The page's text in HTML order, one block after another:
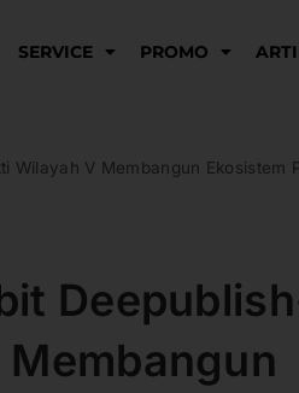
SERVICE PROMO
Wilayah V Membangun Ekosistem